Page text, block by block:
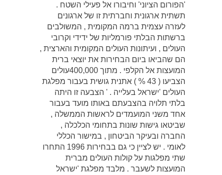
'הפורום הציוני' וחיבורו אל פעילי השטח .
תשתית ארגונית וחברתית זו של ארגונים
לעזרה עצמית ברמה המקומית , המשולבים
ברשתות הבלתי פורמליות של ידידי וקרובי
העולים , ועיתונות העולים המקומית והארצית ,
הם שהביאו ביום הבחירות את יוצאי ברית
המועצות אל הקלפי . מתוך 400,000עולים
הצביעו ( 43 % ) אתנית גושית בעבור מפלגת
העולים 'ישראל בעלייה . ' הצבעה זו היתה
בלתי תלויה בהצבעתם באותו מועד בעבור
אחד משני המועמדים לראשות הממשלה ,
שביטאו גישות שונות בתחומי הכלכלה ,
החברה ובעיקר הביטחון , במישור הכללי
לאומי . יש לציין כי גם בבחירות 1996 התחרו
שתי מפלגות על קולות העולים מברית
המועצות לשעבר . מלבד מפלגת 'ישראל